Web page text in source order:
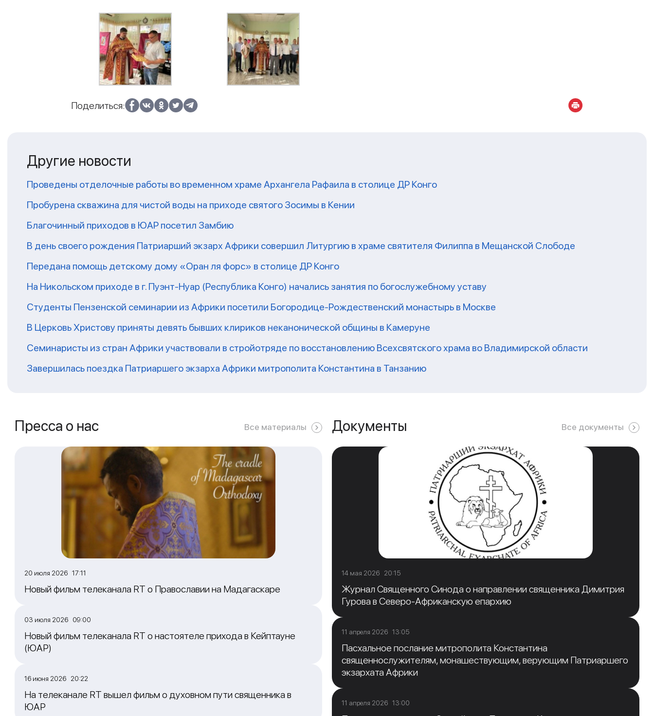
Поделиться:
Другие новости
Проведены отделочные работы во временном храме Архангела Рафаила в столице ДР Конго
Пробурена скважина для чистой воды на приходе святого Зосимы в Кении
Благочинный приходов в ЮАР посетил Замбию
В день своего рождения Патриарший экзарх Африки совершил Литургию в храме святителя Филиппа в Мещанской Слободе
Передана помощь детскому дому «Оран ля форс» в столице ДР Конго
На Никольском приходе в г. Пуэнт-Нуар (Республика Конго) начались занятия по богослужебному уставу
Студенты Пензенской семинарии из Африки посетили Богородице-Рождественский монастырь в Москве
В Церковь Христову приняты девять бывших клириков неканонической общины в Камеруне
Семинаристы из стран Африки участвовали в стройотряде по восстановлению Всехсвятского храма во Владимирской области
Завершилась поездка Патриаршего экзарха Африки митрополита Константина в Танзанию
Пресса о нас Все материалы
20 июля 2026 17:11
Новый фильм телеканала RT о Православии на Мадагаскаре
03 июля 2026 09:00
Новый фильм телеканала RT о настоятеле прихода в Кейптауне
(ЮАР)
16 июня 2026 20:22
На телеканале RT вышел фильм о духовном пути священника в
ЮАР
Документы Все документы
14 мая 2026 20:15
Журнал Священного Синода о направлении священника Димитрия
Гурова в Северо-Африканскую епархию
11 апреля 2026 13:05
Пасхальное послание митрополита Константина
священнослужителям, монашествующим, верующим Патриаршего
экзархата Африки
11 апреля 2026 13:00